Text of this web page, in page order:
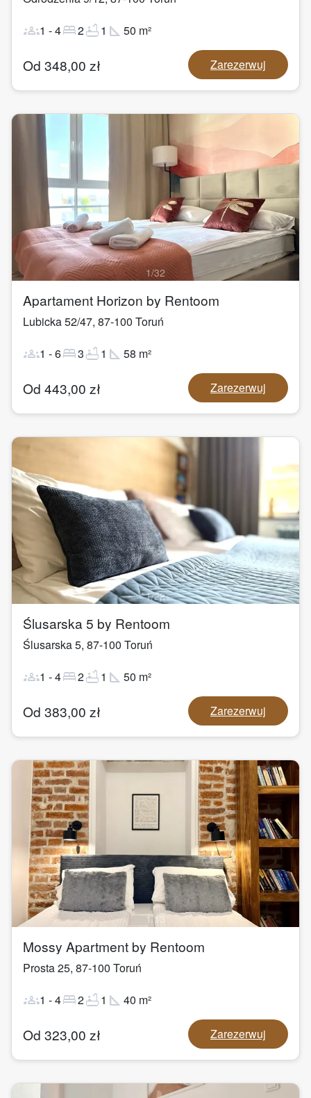
groups1 -4bed2bathtub1 square_foot 50 m²
Od 348,00 zł Zarezerwuj
1/32
Apartament Horizon by Rentoom
Lubicka 52/47, 87-100 Toruń
groups1 -6bed3bathtub1 square_foot 58 m²
Od 443,00 zł Zarezerwuj
1/22
Ślusarska 5 by Rentoom
Ślusarska 5, 87-100 Toruń
groups1 -4bed2bathtub1 square_foot 50 m²
Od 383,00 zł Zarezerwuj
1 /13
Mossy Apartment by Rentoom
Prosta 25, 87-100 Toruń
groups1 -4bed2bathtub1 square_foot 40 m²
Od 323,00 zł Zarezerwuj